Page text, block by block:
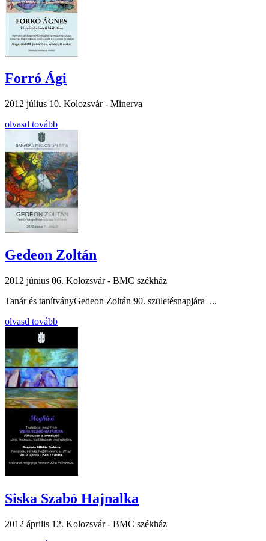
Forró Ági
2012 július 10. Kolozsvár - Minerva
olvasd tovább
Gedeon Zoltán
2012 június 06. Kolozsvár - BMC székház
Tanár és tanítványGedeon Zoltán 90. születésnapjára ...
olvasd tovább
Siska Szabó Hajnalka
2012 április 12. Kolozsvár - BMC székház